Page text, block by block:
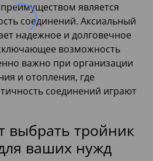
является
соединений. Аксиальный
надежное и долговечное
возможность
важно при организации
и отопления, где
соединений играют
выбрать тройник
ваших нужд